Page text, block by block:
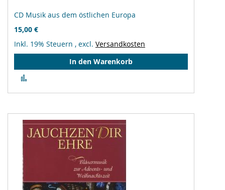
CD Musik aus dem östlichen Europa
15,00 €
Inkl. 19% Steuern , excl. Versandkosten
In den Warenkorb
hinzufügen